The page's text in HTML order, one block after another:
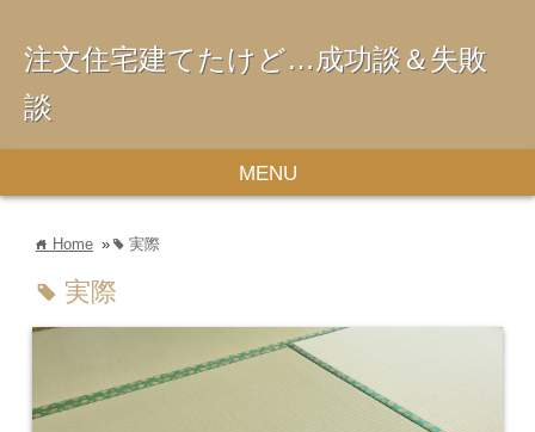
注文住宅建てたけど…成功談＆失敗
談
MENU
home Home » tag 実際
tag 実際